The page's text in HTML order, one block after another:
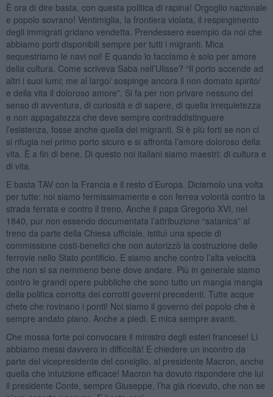
È ora di dire basta, con questa politica di rapina! Orgoglio nazionale
e popolo sovrano! Ventimiglia, la frontiera violata, il respingimento
degli immigrati gridano vendetta. Prendessero esempio da noi che
abbiamo porti disponibili sempre per tutti i migranti. Mica
sequestriamo le navi noi! E quando lo facciamo è solo per amore
della cultura. Come scriveva Saba nell’Ulisse? “Il porto accende ad
altri i suoi lumi; me al largo/ sospinge ancora il non domato spirito/
e della vita il doloroso amore”. Si fa per non privare nessuno del
senso di avventura, di curiosità e di sapere, di quella irrequietezza
e non appagatezza che deve sempre contraddistinguere
l’esistenza, fosse anche quella dei migranti. Si è più forti se non ci
si rifugia nel primo porto sicuro e si affronta l’amore doloroso della
vita. È a fin di bene. Di questo noi italiani siamo maestri: di cultura e
di vita.
E basta TAV con la Francia e il resto d’Europa. Diciamolo una volta
per tutte: noi siamo fermissimamente e con ferrea volontà contro la
strada ferrata e contro il treno. Anche il papa Gregorio XVI, nel
1840, pur non essendo documentata l’attribuzione “satanica” al
treno da parte della Chiesa ufficiale, istituì una specie di
commissione costi-benefici che non autorizzò la costruzione delle
ferrovie nello Stato pontificio. E siamo anche contro l’alta velocità
che non si sa nemmeno bene dove andare. Più in generale siamo
contro le grandi opere pubbliche che sono tutto un mangia mangia
della politica corrotta dei corrotti governi precedenti. Tutte acque
chete che rovinano i ponti! Noi siamo il governo del popolo che è
sempre andato piano. Anche a piedi. E mica sempre avanti.
Che mossa forte poi convocare il ministro degli esteri francese! Li
abbiamo messi davvero in difficoltà! E chiedere un incontro da
parte del vicepresidente del consiglio, al presidente Macron, anche
quella che intuizione efficace! Macron ha dovuto rispondere che lui
il presidente Conte, sempre Giuseppe, l’ha già ricevuto, che non se